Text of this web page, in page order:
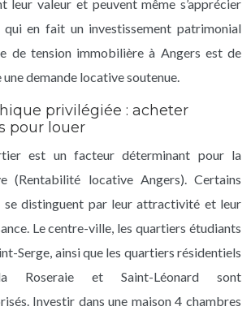
leur valeur et peuvent même s’apprécier
en fait un investissement patrimonial
de tension immobilière à Angers est de
demande locative soutenue.
privilégiée : acheter
pour louer
est un facteur déterminant pour la
(Rentabilité locative Angers). Certains
se distinguent par leur attractivité et leur
Le centre-ville, les quartiers étudiants
Serge, ainsi que les quartiers résidentiels
Roseraie et Saint-Léonard sont
Investir dans une maison 4 chambres